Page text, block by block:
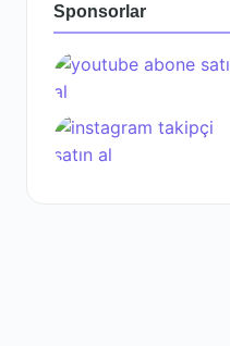
Sponsorlar